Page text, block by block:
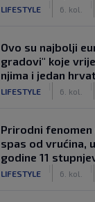
LIFESTYLE 6. kol.
Ovo su najbolji
gradovi" koje
njima i jedan
LIFESTYLE 6. kol.
Prirodni
spas od vrućina,
godine 11
LIFESTYLE 6. kol.